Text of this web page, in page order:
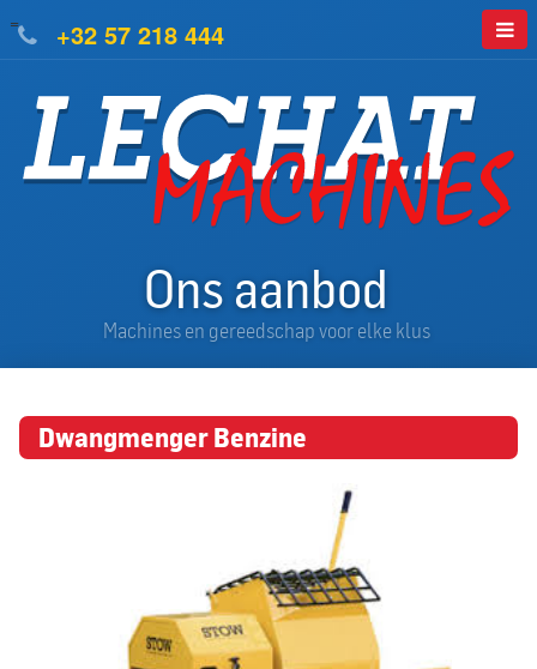
+32 57 218 444
=
Ons aanbod
Machines en gereedschap voor elke klus
Dwangmenger Benzine